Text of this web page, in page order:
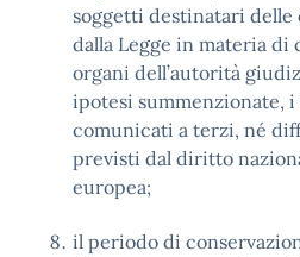
soggetti destinatari
dalla Legge in materia
organi dell’autorità
ipotesi summenzionate,
comunicati a terzi, né
previsti dal diritto
europea;
il periodo di